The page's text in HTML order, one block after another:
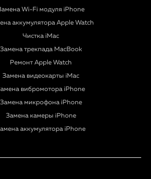
Wi-Fi модуля iPhone
аккумулятора Apple Watch
Чистка iMac
Замена трекпада MacBook
Ремонт Apple Watch
Замена видеокарты iMac
вибромотора iPhone
Замена микрофона iPhone
Замена камеры iPhone
аккумулятора iPhone